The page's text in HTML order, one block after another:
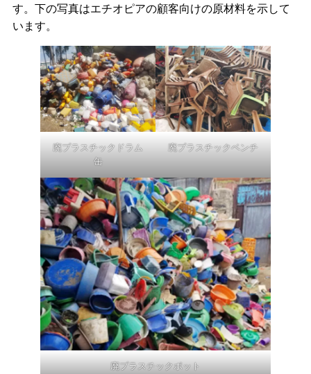
す。下の写真はエチオピアの顧客向けの原材料を示して
います。
廃プラスチックドラム
缶
廃プラスチックベンチ
廃プラスチックポット